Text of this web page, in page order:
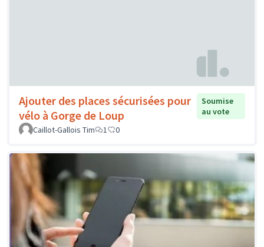
Ajouter des places sécurisées pour
vélo à Gorge de Loup
Soumise
au vote
Caillot-Gallois Tim
1 0